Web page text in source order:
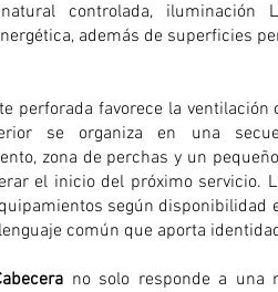
controlada, iluminación
además de superficies
perforada favorece la
se organiza en una
zona de perchas y un
el inicio del próximo servicio.
según disponibilidad
común que aporta
no solo responde a una